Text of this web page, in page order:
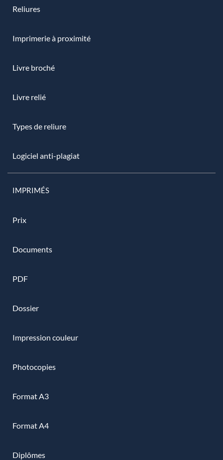
Reliures
Imprimerie à proximité
Livre broché
Livre relié
Types de reliure
Logiciel anti-plagiat
IMPRIMÉS
Prix
Documents
PDF
Dossier
Impression couleur
Photocopies
Format A3
Format A4
Diplômes